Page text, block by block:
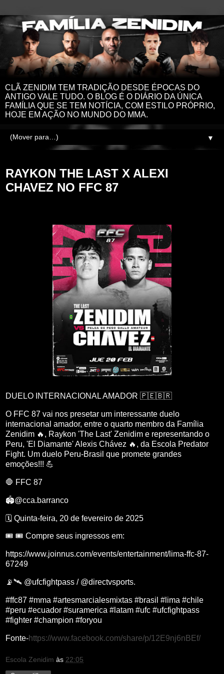
CLÃ ZENIDIM TEM TRADIÇÃO DESDE ÉPOCAS DO
ANTIGO VALE TUDO. O BLOG É O DIÁRIO DA ÚNICA
FAMÍLIA QUE SE TEM NOTÍCIA, COM ESTILO PRÓPRIO,
HOJE EM AÇÃO NO MUNDO DO MMA.
▼
RAYKON THE LAST X ALEXI
CHAVEZ NO FFC 87
DUELO INTERNACIONAL AMADOR 🇵🇪🇧🇷
O FFC 87 vai nos presetar um interessante duelo
internacional amador, entre o quarto membro da Família
Zenidim 🔥, Raykon 'The Last' Zenidim e representando o
Peru, 'El Diamante' Alexis Chávez 🔥, da Escola Predator
Fight. Um duelo Peru-Brasil que promete grandes
emoções!!! 💪
🛑 FFC 87
🏟️@cca.barranco
🗓️ Quinta-feira, 20 de fevereiro de 2025
🎟️ 🎟️ Compre seus ingressos em:
https://www.joinnus.com/events/entertainment/lima-ffc-87-
67249
📡🛰️ @ufcfightpass / @directvsports.
#ffc87 #mma #artesmarcialesmixtas #brasil #lima #chile
#peru #ecuador #suramerica #latam #ufc #ufcfightpass
#fighter #champion #foryou
Fonte-https://www.facebook.com/share/p/12E9nj6nBEf/
Escola Zenidim às 22:05